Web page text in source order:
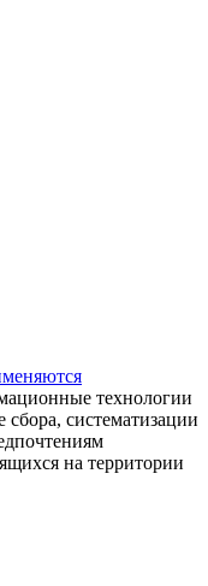
технологии
систематизации
на территории